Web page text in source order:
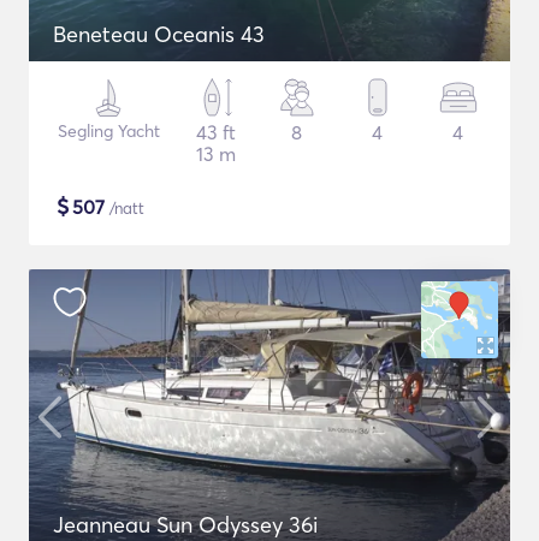
Beneteau Oceanis 43
Segling Yacht
43 ft
13 m
8 4 4
$507 /natt
Jeanneau Sun Odyssey 36i